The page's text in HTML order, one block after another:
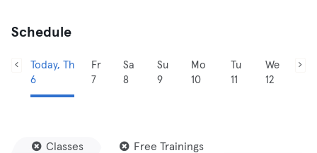
Schedule
Today, Th
6
Fr
7
Sa
8
Su
9
Mo
10
Tu
11
We
12
Classes Free Trainings